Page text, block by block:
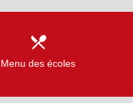
local_dining
Menu des écoles